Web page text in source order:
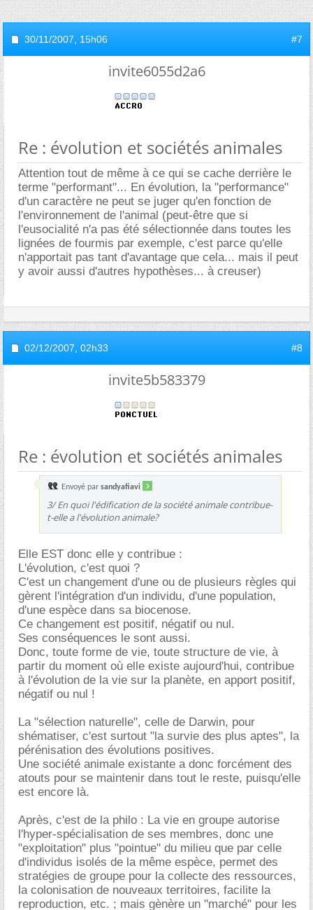
30/11/2007, 15h06 #7
invite6055d2a6
Re : évolution et sociétés animales
Attention tout de même à ce qui se cache derrière le
terme "performant"... En évolution, la "performance"
d'un caractère ne peut se juger qu'en fonction de
l'environnement de l'animal (peut-être que si
l'eusocialité n'a pas été sélectionnée dans toutes les
lignées de fourmis par exemple, c'est parce qu'elle
n'apportait pas tant d'avantage que cela... mais il peut
y avoir aussi d'autres hypothèses... à creuser)
02/12/2007, 02h33 #8
invite5b583379
Re : évolution et sociétés animales
Envoyé par sandyafiavi
3/ En quoi l'édification de la société animale contribue-
t-elle a l'évolution animale?
Elle EST donc elle y contribue :
L'évolution, c'est quoi ?
C'est un changement d'une ou de plusieurs règles qui
gèrent l'intégration d'un individu, d'une population,
d'une espèce dans sa biocenose.
Ce changement est positif, négatif ou nul.
Ses conséquences le sont aussi.
Donc, toute forme de vie, toute structure de vie, à
partir du moment où elle existe aujourd'hui, contribue
à l'évolution de la vie sur la planète, en apport positif,
négatif ou nul !
La "sélection naturelle", celle de Darwin, pour
shématiser, c'est surtout "la survie des plus aptes", la
pérénisation des évolutions positives.
Une société animale existante a donc forcément des
atouts pour se maintenir dans tout le reste, puisqu'elle
est encore là.
Après, c'est de la philo : La vie en groupe autorise
l'hyper-spécialisation de ses membres, donc une
"exploitation" plus "pointue" du milieu que par celle
d'individus isolés de la même espèce, permet des
stratégies de groupe pour la collecte des ressources,
la colonisation de nouveaux territoires, facilite la
reproduction, etc. ; mais gènère un "marché" pour les